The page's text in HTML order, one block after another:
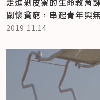
關懷貧窮，串起青年與
2019.11.14